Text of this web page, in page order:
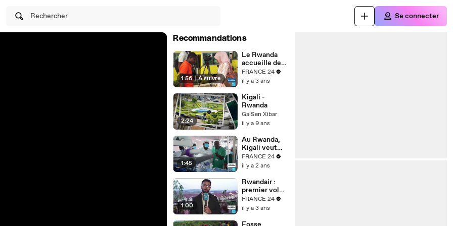
Rechercher Se connecter
Recommandations
1:56 | À suivre
Le Rwanda
accueille des
étudiants
soudanais
conflits
FRANCE 24
il y a 3 ans
2:24
Kigali -
Rwanda
GalSen Xibar
il y a 9 ans
1:45
Au Rwanda,
Kigali veut
devenir un
hub
e
FRANCE 24
il y a 2 ans
1:00
Rwandair :
premier vol
direct Kigali-
Paris,
t des relations
FRANCE 24
il y a 3 ans